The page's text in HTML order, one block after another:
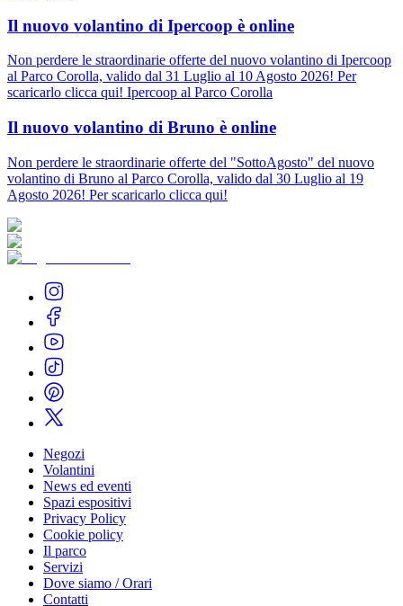
Il nuovo volantino di Ipercoop è online
Non perdere le straordinarie offerte del nuovo volantino di Ipercoop
al Parco Corolla, valido dal 31 Luglio al 10 Agosto 2026! Per
scaricarlo clicca qui! Ipercoop al Parco Corolla
Il nuovo volantino di Bruno è online
Non perdere le straordinarie offerte del "SottoAgosto" del nuovo
volantino di Bruno al Parco Corolla, valido dal 30 Luglio al 19
Agosto 2026! Per scaricarlo clicca qui!
Negozi
Volantini
News ed eventi
Spazi espositivi
Privacy Policy
Cookie policy
Il parco
Servizi
Dove siamo / Orari
Contatti